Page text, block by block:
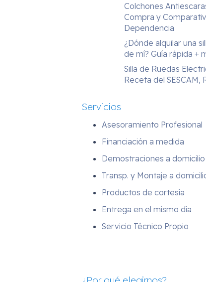
Colchones
Compra y
Dependencia
¿Dónde alquilar una
de mí? Guía rápida +
Silla de Ruedas
Receta del SESCAM,
Servicios
Asesoramiento Profesional
Financiación a medida
Demostraciones a domicilio
Transp. y Montaje a
Productos de cortesía
Entrega en el mismo día
Servicio Técnico Propio